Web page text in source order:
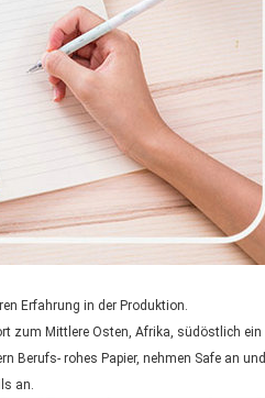
Erfahrung in der Produktion.
zum Mittlere Osten, Afrika, südöstlich ein
Berufs- rohes Papier, nehmen Safe an und
an.